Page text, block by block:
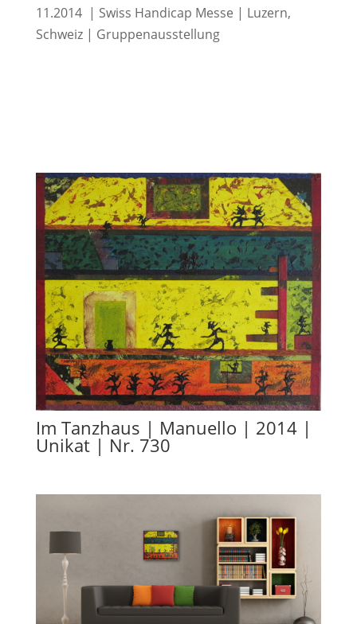
11.2014 | Swiss Handicap Messe | Luzern,
Schweiz | Gruppenausstellung
Im Tanzhaus | Manuello | 2014 |
Unikat | Nr. 730